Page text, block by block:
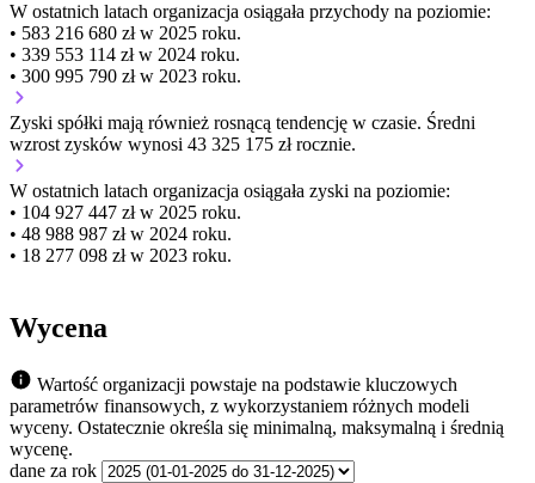
W ostatnich latach organizacja osiągała przychody na poziomie:
• 583 216 680 zł w 2025 roku.
• 339 553 114 zł w 2024 roku.
• 300 995 790 zł w 2023 roku.
Zyski spółki mają również rosnącą tendencję w czasie. Średni
wzrost zysków wynosi 43 325 175 zł rocznie.
W ostatnich latach organizacja osiągała zyski na poziomie:
• 104 927 447 zł w 2025 roku.
• 48 988 987 zł w 2024 roku.
• 18 277 098 zł w 2023 roku.
Wycena
Wartość organizacji powstaje na podstawie kluczowych
parametrów finansowych, z wykorzystaniem różnych modeli
wyceny. Ostatecznie określa się minimalną, maksymalną i średnią
wycenę.
dane za rok